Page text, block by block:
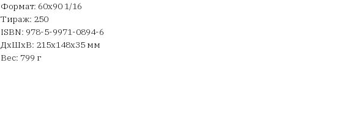
Формат: 60х90 1/16
Тираж: 250
ISBN: 978-5-9971-0894-6
ДxШxВ: 215x148x35 мм
Вес: 799 г